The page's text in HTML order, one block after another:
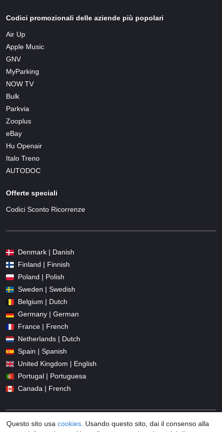
Codici promozionali delle aziende più popolari
Air Up
Apple Music
GNV
MyParking
NOW TV
Bulk
Parkvia
Zooplus
eBay
Hu Openair
Italo Treno
AUTODOC
Offerte speciali
Codici Sconto Ricorrenze
Denmark | Danish
Finland | Finnish
Poland | Polish
Sweden | Swedish
Belgium | Dutch
Germany | German
France | French
Netherlands | Dutch
Spain | Spanish
United Kingdom | English
Portugal | Portuguesa
Canada | French
Questo sito usa cookies . Usando questo sito, dai il consenso alla